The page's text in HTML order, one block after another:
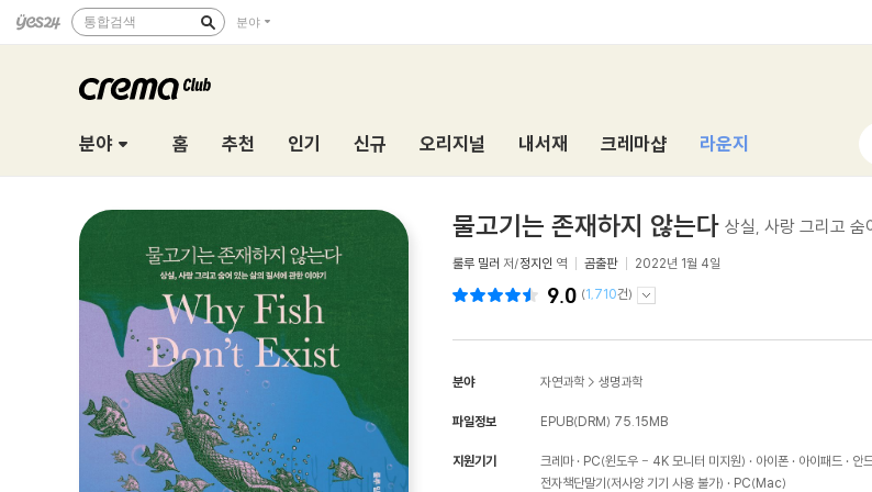
통합검색 분야
분야 홈 추천 인기 신규 오리지널 내서재 크레마샵 라운지
물고기는 존재하지 않는다 상실, 사랑 그리고 숨
룰루 밀러 저/정지인 역 곰출판 2022년 1월 4일
9.0 (1,710건)
분야 자연과학 > 생명과학
파일정보 EPUB(DRM) 75.15MB
지원기기 크레마 PC(윈도우 - 4K 모니터 미지원) 아이폰 아이패드 안
전자책단말기(저사양 기기 사용 불가)
PC(Mac)